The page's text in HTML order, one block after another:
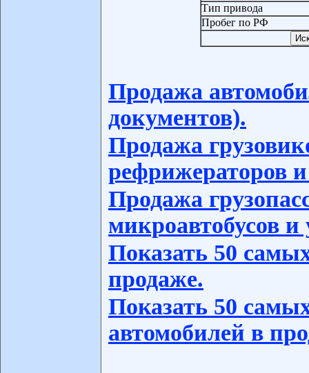
Тип привода
Пробег по РФ
Продажа
документов).
Продажа
рефрижераторов
Продажа
микроавтобусов и
Показать 50
продаже.
Показать 50
автомобилей в